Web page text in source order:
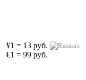
¥1 = 13 руб.
€1 = 99 руб.